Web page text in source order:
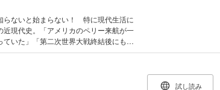
らないと始まらない！ 特に現代生活に
現代史。「アメリカのペリー来航が一
いた」「第二次世界大戦終結後にもソ
満載。歴史という過去を見つめ続けた
道を照らす、現代人必読の書。
試し読み